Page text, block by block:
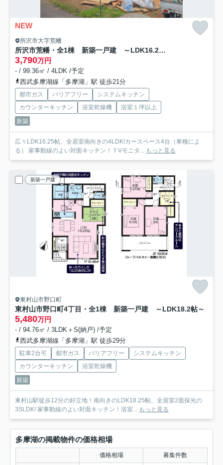
NEW
所沢市大字荒幡
所沢市荒幡・全1棟 新築一戸建 ～LDK16.2帖～
3,790万円
- / 99.36㎡ / 4LDK /予定
西武多摩湖線「多摩湖」駅 徒歩21分
都市ガス バリアフリー
システムキッチン
カウンターキッチン
浴室乾燥機
浴室１坪以上
新築
広々LDK16.25帖、全居室南向きの4LDK!カースペース4台（車種によ
る） 家事動線のよい対面キッチン！ＴVモニタ... もっと見る
新築一戸建
東村山市野口町
東村山市野口町4丁目・全1棟 新築一戸建 ～LDK18.2帖～
5,480万円
- / 94.76㎡ / 3LDK＋S(納戸) /予定
西武多摩湖線「多摩湖」駅 徒歩29分
駐車2台可 都市ガス バリアフリー
システムキッチン
カウンターキッチン
浴室乾燥機
新築
東村山駅徒歩12分の好立地！南向きのLDK18.25帖、全居室2面採光の
3SLDK! 家事動線のよい対面キッチン！浴室... もっと見る
多摩湖の掲載物件の価格相場
価格相場 募集件数